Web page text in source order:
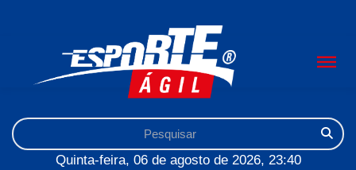
Quinta-feira, 06 de agosto de 2026, 23:40